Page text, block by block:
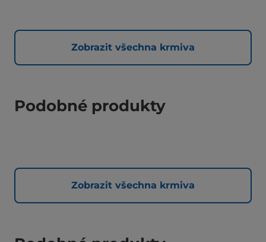
Zobrazit všechna krmiva
Podobné produkty
Zobrazit všechna krmiva